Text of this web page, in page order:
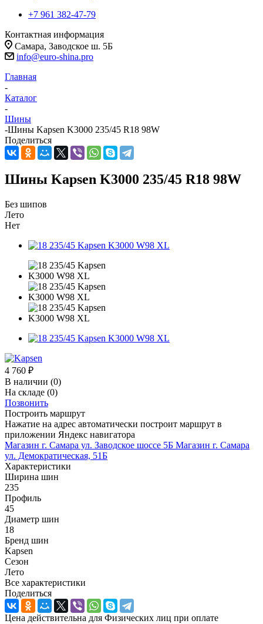
+7 961 382-47-79
Контактная информация
Самара, Заводское ш. 5Б
info@euro-shina.pro
Главная
-
Каталог
-
Шины
-Шины Kapsen K3000 235/45 R18 98W
Поделиться
Шины Kapsen K3000 235/45 R18 98W
Без шипов
Лето
Нет
4 760 ₽
В наличии (0)
На складе (0)
Позвонить
Построить маршрут
Нажатие на адрес автоматически построит маршрут в
приложении Яндекс навигатора
Магазин г. Самара ул. Заводское шоссе 5Б Магазин г. Самара
ул. Демократическая, 51Б
Характеристики
Ширина шин
235
Профиль
45
Диаметр шин
18
Бренд шин
Kapsen
Сезон
Лето
Все характеристики
Поделиться
Цена действительна для Физических лиц при оплате